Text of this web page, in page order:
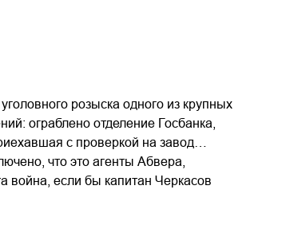
розыска одного из крупных
ограблено отделение Госбанка,
с проверкой на завод…
что это агенты Абвера,
война, если бы капитан Черкасов